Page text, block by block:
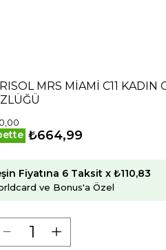
MRS MİAMİ C11 KADIN
₺664,99
Fiyatına 6 Taksit x ₺110,83
ve Bonus'a Özel